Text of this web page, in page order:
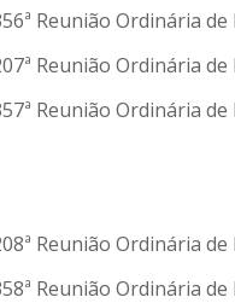
Reunião Ordinária de
Reunião Ordinária
Reunião Ordinária de
Reunião Ordinária
Reunião Ordinária de